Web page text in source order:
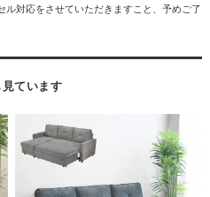
対応をさせていただきますこと、予めご了
ています